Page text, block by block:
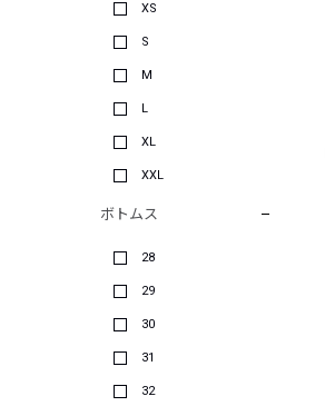
XS
S
M
L
XL
XXL
ボトムス
28
29
30
31
32